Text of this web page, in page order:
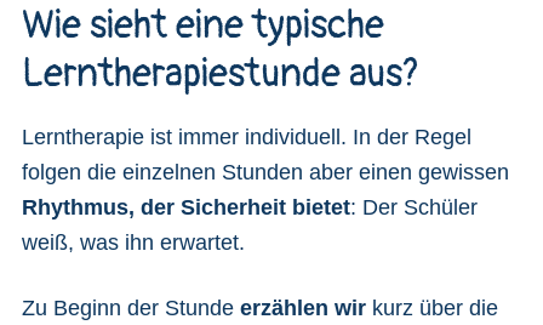
Wie sieht eine typische
Lerntherapiestunde aus?
Lerntherapie ist immer individuell. In der Regel
folgen die einzelnen Stunden aber einen gewissen
Rhythmus, der Sicherheit bietet: Der Schüler
weiß, was ihn erwartet.
Zu Beginn der Stunde erzählen wir kurz über die